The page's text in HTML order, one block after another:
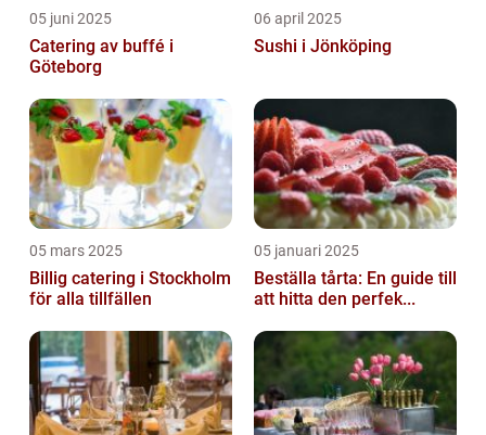
05 juni 2025
Catering av buffé i
Göteborg
06 april 2025
Sushi i Jönköping
05 mars 2025
Billig catering i Stockholm
för alla tillfällen
05 januari 2025
Beställa tårta: En guide till
att hitta den perfek...